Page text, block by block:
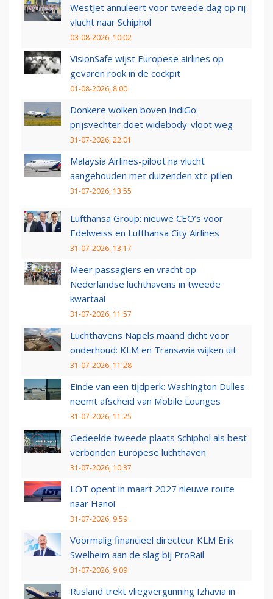
WestJet annuleert voor tweede dag op rij
vlucht naar Schiphol
03-08-2026, 10:02
VisionSafe wijst Europese airlines op
gevaren rook in de cockpit
01-08-2026, 8:00
Donkere wolken boven IndiGo:
prijsvechter doet widebody-vloot weg
31-07-2026, 22:01
Malaysia Airlines-piloot na vlucht
aangehouden met duizenden xtc-pillen
31-07-2026, 13:55
Lufthansa Group: nieuwe CEO’s voor
Edelweiss en Lufthansa City Airlines
31-07-2026, 13:17
Meer passagiers en vracht op
Nederlandse luchthavens in tweede
kwartaal
31-07-2026, 11:57
Luchthavens Napels maand dicht voor
onderhoud: KLM en Transavia wijken uit
31-07-2026, 11:28
Einde van een tijdperk: Washington Dulles
neemt afscheid van Mobile Lounges
31-07-2026, 11:25
Gedeelde tweede plaats Schiphol als best
verbonden Europese luchthaven
31-07-2026, 10:37
LOT opent in maart 2027 nieuwe route
naar Hanoi
31-07-2026, 9:59
Voormalig financieel directeur KLM Erik
Swelheim aan de slag bij ProRail
31-07-2026, 9:09
Rusland trekt vliegvergunning Izhavia in